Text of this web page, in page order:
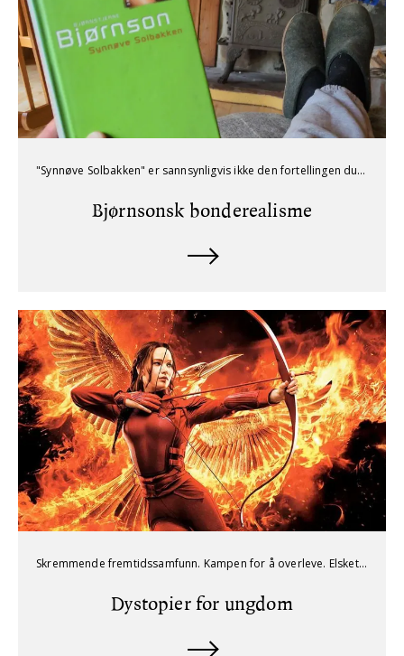
"Synnøve Solbakken" er sannsynligvis ikke den fortellingen du tror.
Bjørnsonsk bonderealisme
Skremmende fremtidssamfunn. Kampen for å overleve. Elsket du Hunger Games og bare må ha mer dystre fremtidsdystopier? Her har vi samlet noen serier for deg. Mange av disse er også filmatisert. Men les gjerne boka først! Mange av bøkene finnes også som engelsk ebok og lydbok i appen Libby og på norsk i Biblio.
Dystopier for ungdom